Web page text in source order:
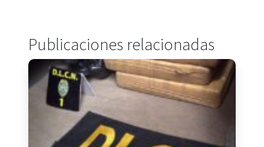
Publicaciones relacionadas